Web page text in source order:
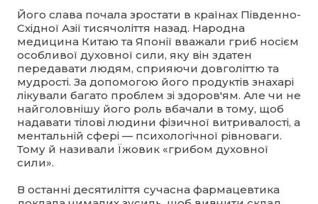
Його слава почала зростати в країнах Південно-
Східної Азії тисячоліття назад. Народна
медицина Китаю та Японії вважали гриб носієм
особливої духовної сили, яку він здатен
передавати людям, сприяючи довголіттю та
мудрості. За допомогою його продуктів знахарі
лікували багато проблем зі здоров'ям. Але чи не
найголовнішу його роль вбачали в тому, щоб
надавати тілові людини фізичної витривалості, а
ментальній сфері — психологічної рівноваги.
Тому й називали Їжовик «грибом духовної
сили».
В останні десятиліття сучасна фармацевтика